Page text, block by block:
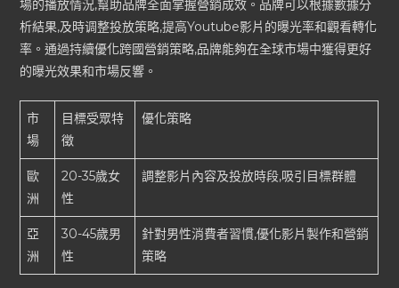
場的播放情況,幫助品牌全面掌握營銷成效。品牌可以根據數據分
析結果,及時调整投放策略,提高Youtube影片的曝光率和觀看轉化
率。通過持續優化跨國營銷策略,品牌能夠在全球市場中獲得更好
的曝光效果和市場反響。
市
場
目標受眾特
徵
優化策略
歐
洲
20-35歲女
性
調整影片內容及投放時段,吸引目標群體
亞
洲
30-45歲男
性
針對男性消費者習慣,優化影片製作和營銷
策略